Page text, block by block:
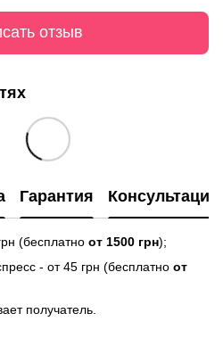
отзыв
Гарантия Консультация
(бесплатно от 1500 грн);
- от 45 грн (бесплатно от
получатель.